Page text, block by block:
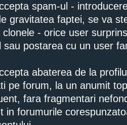
spam-ul -
gravitatea faptei, se va
- orice user
sau postarea cu un user
abaterea de la
pe forum, la un anumit
fara fragmentari
in forumurile